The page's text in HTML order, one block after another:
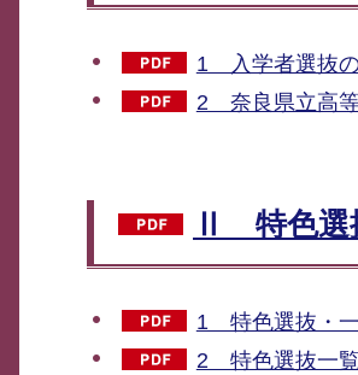
1 入学者選抜の
2 奈良県立高等
Ⅱ 特色選
1 特色選抜・一
2 特色選抜一覧